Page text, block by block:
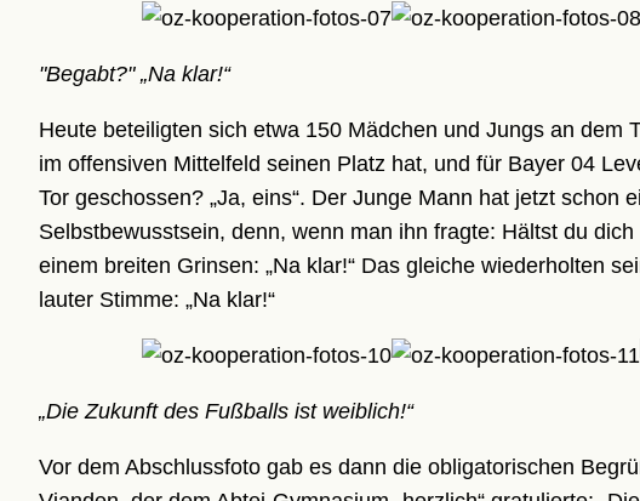
"Begabt?" „Na klar!“
Heute beteiligten sich etwa 150 Mädchen und Jungs an dem
im offensiven Mittelfeld seinen Platz hat, und für Bayer 04
Tor geschossen? „Ja, eins“. Der Junge Mann hat jetzt schon
Selbstbewusstsein, denn, wenn man ihn fragte: Hältst du
einem breiten Grinsen: „Na klar!“ Das gleiche wiederholten
lauter Stimme: „Na klar!“
„Die Zukunft des Fußballs ist weiblich!“
Vor dem Abschlussfoto gab es dann die obligatorischen